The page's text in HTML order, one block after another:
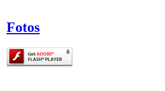
Fotos